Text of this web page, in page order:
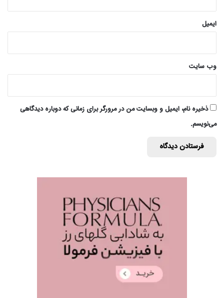
ایمیل
وب‌ سایت
ذخیره نام، ایمیل و وبسایت من در مرورگر برای زمانی که دوباره دیدگاهی
می‌نویسم.